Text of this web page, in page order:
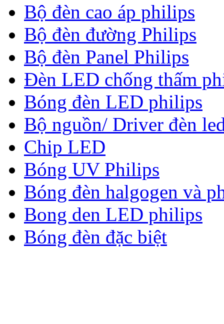
Bộ đèn cao áp philips
Bộ đèn đường Philips
Bộ đèn Panel Philips
Đèn LED chống thấm
Bóng đèn LED philips
Bộ nguồn/ Driver đèn
Chip LED
Bóng UV Philips
Bóng đèn halgogen và
Bong den LED philips
Bóng đèn đặc biệt